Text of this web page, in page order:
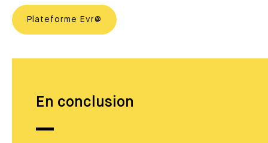
Plateforme Evr@
En conclusion